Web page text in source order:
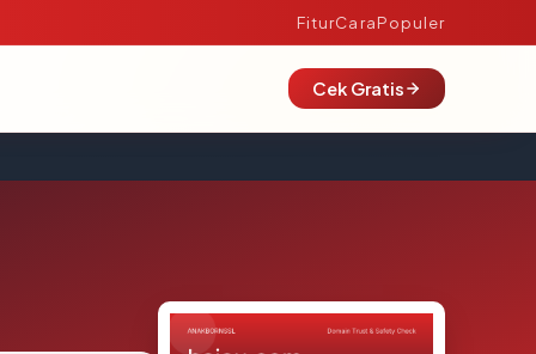
FiturCaraPopuler
Cek Gratis